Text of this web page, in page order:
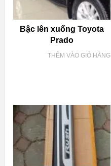
Bậc lên xuống Toyota
Prado
THÊM VÀO GIỎ HÀNG